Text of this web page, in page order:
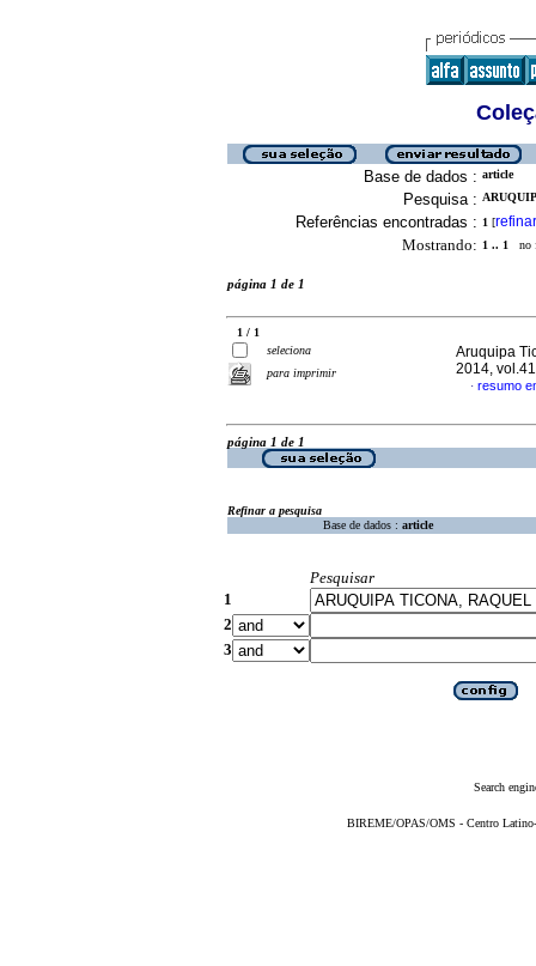
Base de dados : article
Pesquisa :
Referências encontradas : 1 [refinar
Mostrando: 1 .. 1 no
página 1 de 1
1 / 1
seleciona
para imprimir
Aruquipa
2014,
· resumo
página 1 de 1
Refinar a pesquisa
Base de dados : article
Pesquisar
1
2
3
Search
BIREME/OPAS/OMS - Centro Latino-